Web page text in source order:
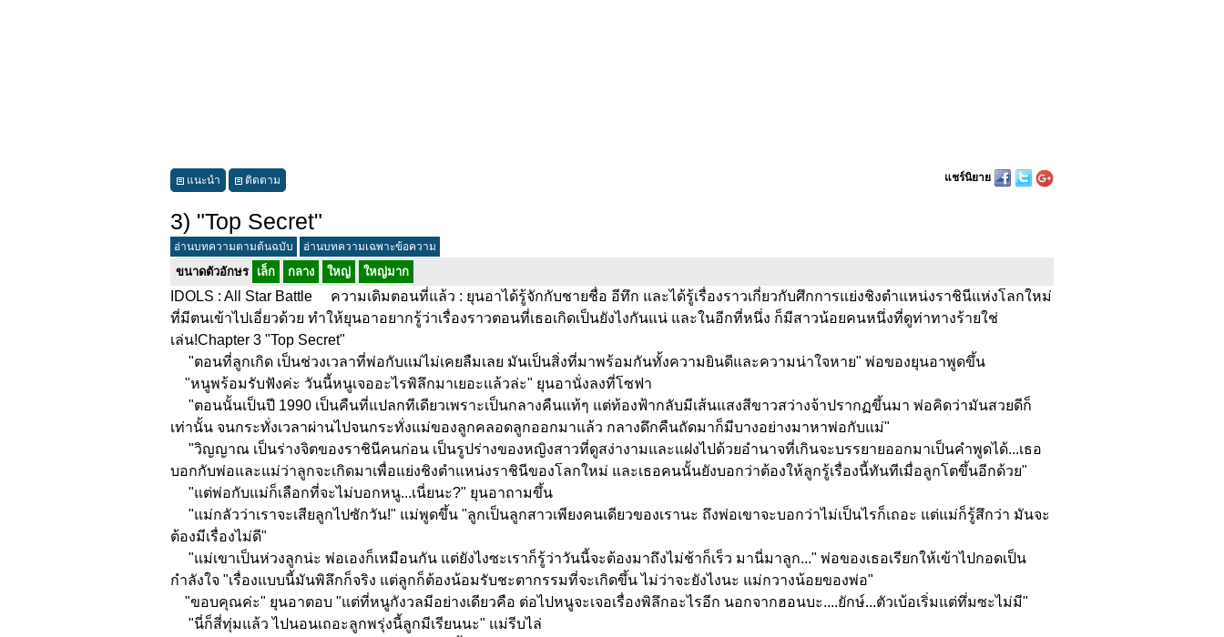
แนะนำ ติดตาม แชร์นิยาย
3) "Top Secret"
อ่านบทความตามต้นฉบับ อ่านบทความเฉพาะข้อความ
ขนาดตัวอักษร เล็ก กลาง ใหญ่ ใหญ่มาก
IDOLS : All Star Battle ความเดิมตอนที่แล้ว : ยุนอาได้รู้จักกับชายชื่อ อีทึก และได้รู้เรื่องราวเกี่ยวกับศึกการแย่งชิงตำแหน่งราชินีแห่งโลกใหม่
ที่มีตนเข้าไปเอี่ยวด้วย ทำให้ยุนอาอยากรู้ว่าเรื่องราวตอนที่เธอเกิดเป็นยังไงกันแน่ และในอีกที่หนึ่ง ก็มีสาวน้อยคนหนึ่งที่ดูท่าทางร้ายใช่
เล่น!Chapter 3 "Top Secret"
"ตอนที่ลูกเกิด เป็นช่วงเวลาที่พ่อกับแม่ไม่เคยลืมเลย มันเป็นสิ่งที่มาพร้อมกันทั้งความยินดีและความน่าใจหาย" พ่อของยุนอาพูดขึ้น
"หนูพร้อมรับฟังค่ะ วันนี้หนูเจออะไรพิลึกมาเยอะแล้วล่ะ" ยุนอานั่งลงที่โซฟา
"ตอนนั้นเป็นปี 1990 เป็นคืนที่แปลกทีเดียวเพราะเป็นกลางคืนแท้ๆ แต่ท้องฟ้ากลับมีเส้นแสงสีขาวสว่างจ้าปรากฏขึ้นมา พ่อคิดว่ามันสวยดีก็
เท่านั้น จนกระทั่งเวลาผ่านไปจนกระทั่งแม่ของลูกคลอดลูกออกมาแล้ว กลางดึกคืนถัดมาก็มีบางอย่างมาหาพ่อกับแม่"
"วิญญาณ เป็นร่างจิตของราชินีคนก่อน เป็นรูปร่างของหญิงสาวที่ดูสง่างามและแฝงไปด้วยอำนาจที่เกินจะบรรยายออกมาเป็นคำพูดได้...เธอ
บอกกับพ่อและแม่ว่าลูกจะเกิดมาเพื่อแย่งชิงตำแหน่งราชินีของโลกใหม่ และเธอคนนั้นยังบอกว่าต้องให้ลูกรู้เรื่องนี้ทันทีเมื่อลูกโตขึ้นอีกด้วย"
"แต่พ่อกับแม่ก็เลือกที่จะไม่บอกหนู...เนี่ยนะ?" ยุนอาถามขึ้น
"แม่กลัวว่าเราจะเสียลูกไปซักวัน!" แม่พูดขึ้น "ลูกเป็นลูกสาวเพียงคนเดียวของเรานะ ถึงพ่อเขาจะบอกว่าไม่เป็นไรก็เถอะ แต่แม่ก็รู้สึกว่า มันจะ
ต้องมีเรื่องไม่ดี"
"แม่เขาเป็นห่วงลูกน่ะ พ่อเองก็เหมือนกัน แต่ยังไงซะเราก็รู้ว่าวันนี้จะต้องมาถึงไม่ช้าก็เร็ว มานี่มาลูก..." พ่อของเธอเรียกให้เข้าไปกอดเป็น
กำลังใจ "เรื่องแบบนี้มันพิลึกก็จริง แต่ลูกก็ต้องน้อมรับชะตากรรมที่จะเกิดขึ้น ไม่ว่าจะยังไงนะ แม่กวางน้อยของพ่อ"
"ขอบคุณค่ะ" ยุนอาตอบ "แต่ที่หนูกังวลมีอย่างเดียวคือ ต่อไปหนูจะเจอเรื่องพิลึกอะไรอีก นอกจากฮอนบะ....ยักษ์...ตัวเบ้อเริ่มแต่ทึ่มซะไม่มี"
"นี่ก็สี่ทุ่มแล้ว ไปนอนเถอะลูกพรุ่งนี้ลูกมีเรียนนะ" แม่รีบไล่